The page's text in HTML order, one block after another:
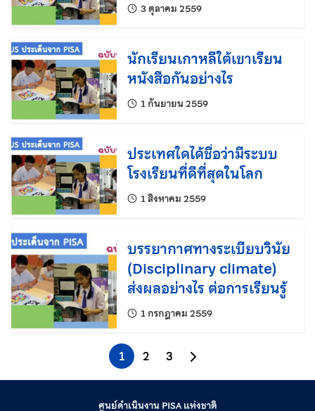
3 ตุลาคม 2559แก้ไขล่าสุดเมื่อ:
นักเรียนเกาหลีใต้เขาเรียน
หนังสือกันอย่างไร
1 กันยายน 2559แก้ไขล่าสุดเมื่อ:
ประเทศใดได้ชื่อว่ามีระบบ
โรงเรียนที่ดีที่สุดในโลก
1 สิงหาคม 2559แก้ไขล่าสุดเมื่อ:
บรรยากาศทางระเบียบวินัย
(Disciplinary climate)
ส่งผลอย่างไร ต่อการเรียนรู้
1 กรกฎาคม 2559แก้ไขล่าสุดเมื่อ:
1 2 3 ไปยังหน้าถัดไป
ศูนย์ดำเนินงาน PISA แห่งชาติ